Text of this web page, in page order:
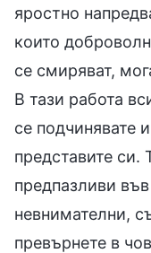
яростно
които
се смиряват,
В тази работа
се подчинявате
представите си.
предпазливи
невнимателни,
превърнете в